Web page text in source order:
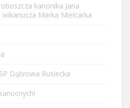
kanonika Jana
Marka Mielcarka
Dąbrowa Rusiecka